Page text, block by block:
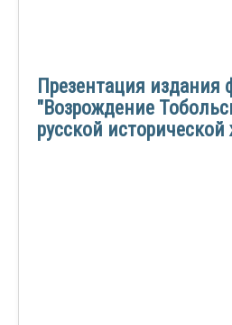
Презентация издания
"Возрождение
русской